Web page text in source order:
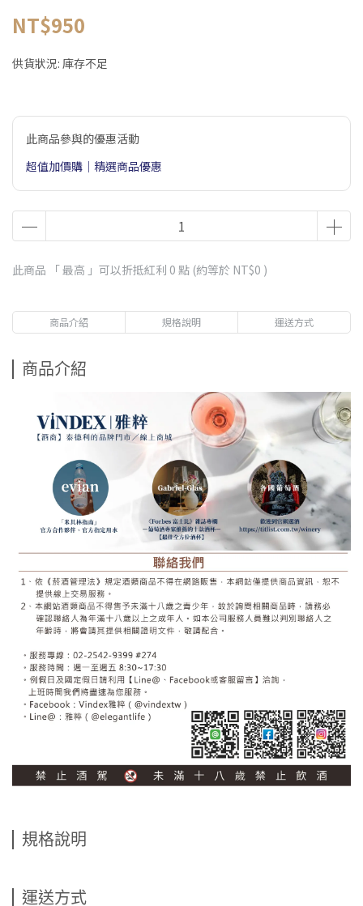
NT$950
供貨狀況: 庫存不足
此商品參與的優惠活動
超值加價購｜精選商品優惠
此商品 「 最高 」可以折抵紅利 0 點 (約等於 NT$0 )
商品介紹 規格說明 運送方式
商品介紹
規格說明
運送方式